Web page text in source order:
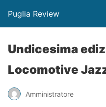
Puglia Review
Undicesima
Locomotive
Amministratore